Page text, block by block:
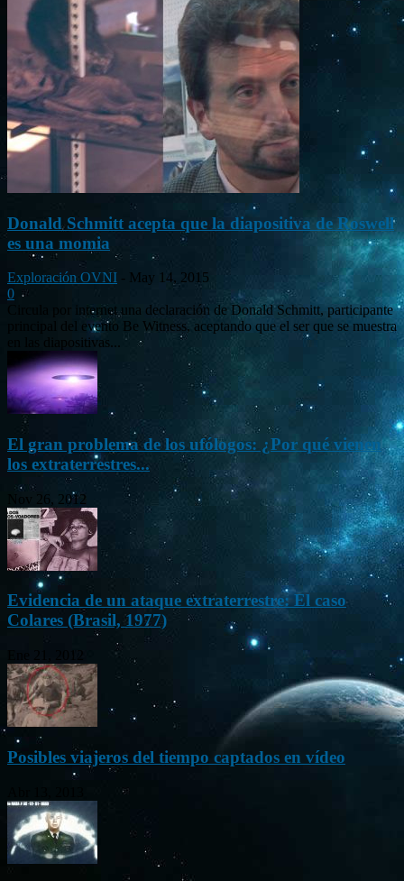
Donald Schmitt acepta que la diapositiva de Roswell
es una momia
Exploración OVNI - May 14, 2015
0
Circula por internet una declaración de Donald Schmitt, participante
principal del evento Be Witness, aceptando que el ser que se muestra
en las diapositivas...
El gran problema de los ufólogos: ¿Por qué vienen
los extraterrestres...
Nov 26, 2012
Evidencia de un ataque extraterrestre: El caso
Colares (Brasil, 1977)
Posibles viajeros del tiempo captados en vídeo